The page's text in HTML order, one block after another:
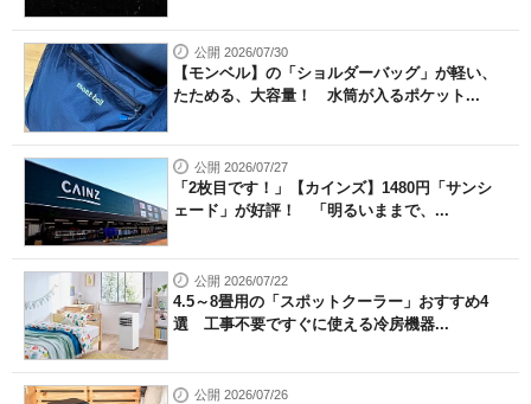
公開 2026/07/30
【モンベル】の「ショルダーバッグ」が軽い、
たためる、大容量！ 水筒が入るポケット...
公開 2026/07/27
「2枚目です！」【カインズ】1480円「サンシ
ェード」が好評！ 「明るいままで、...
公開 2026/07/22
4.5～8畳用の「スポットクーラー」おすすめ4
選 工事不要ですぐに使える冷房機器...
公開 2026/07/26